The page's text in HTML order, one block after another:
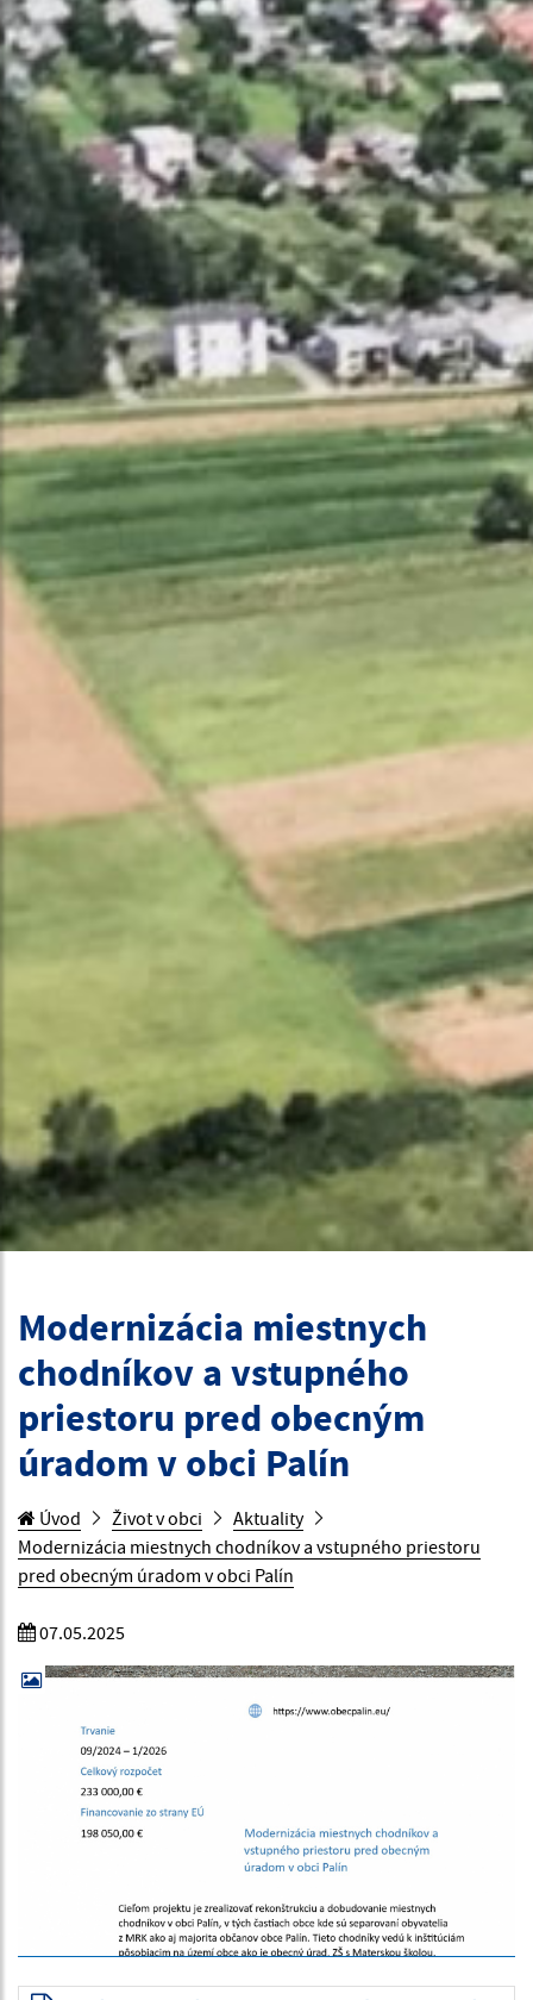
Modernizácia miestnych
chodníkov a vstupného
priestoru pred obecným
úradom v obci Palín
Úvod Život v obci
Aktuality
Modernizácia miestnych chodníkov a vstupného priestoru
pred obecným úradom v obci Palín
07.05.2025